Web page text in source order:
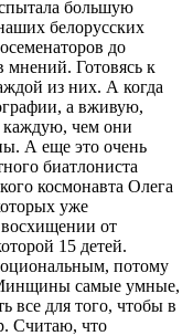
большую
белорусских
до
мнений. Готовясь к
из них. А когда
а вживую,
каждую, чем они
А еще это очень
биатлониста
космонавта Олега
уже
от
15 детей.
потому
самые умные,
все для того, чтобы в
Считаю, что